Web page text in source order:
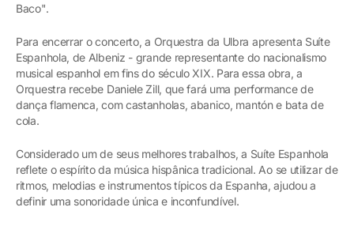
Baco".
Para encerrar o concerto, a Orquestra da Ulbra apresenta Suíte
Espanhola, de Albeniz - grande representante do nacionalismo
musical espanhol em fins do século XIX. Para essa obra, a
Orquestra recebe Daniele Zill, que fará uma performance de
dança flamenca, com castanholas, abanico, mantón e bata de
cola.
Considerado um de seus melhores trabalhos, a Suíte Espanhola
reflete o espírito da música hispânica tradicional. Ao se utilizar de
ritmos, melodias e instrumentos típicos da Espanha, ajudou a
definir uma sonoridade única e inconfundível.